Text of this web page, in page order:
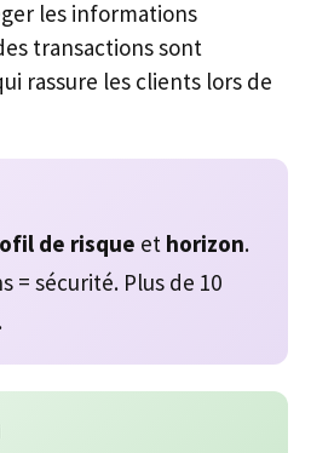
les informations
transactions sont
rassure les clients lors de
de risque et horizon.
= sécurité. Plus de 10